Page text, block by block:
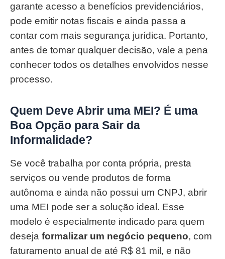
garante acesso a benefícios previdenciários,
pode emitir notas fiscais e ainda passa a
contar com mais segurança jurídica. Portanto,
antes de tomar qualquer decisão, vale a pena
conhecer todos os detalhes envolvidos nesse
processo.
Quem Deve Abrir uma MEI? É uma
Boa Opção para Sair da
Informalidade?
Se você trabalha por conta própria, presta
serviços ou vende produtos de forma
autônoma e ainda não possui um CNPJ, abrir
uma MEI pode ser a solução ideal. Esse
modelo é especialmente indicado para quem
deseja formalizar um negócio pequeno, com
faturamento anual de até R$ 81 mil, e não